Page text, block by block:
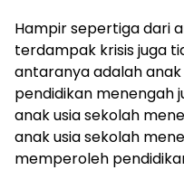
Hampir sepertiga dari
terdampak krisis juga
antaranya adalah
pendidikan menengah
anak usia sekolah
anak usia sekolah
memperoleh